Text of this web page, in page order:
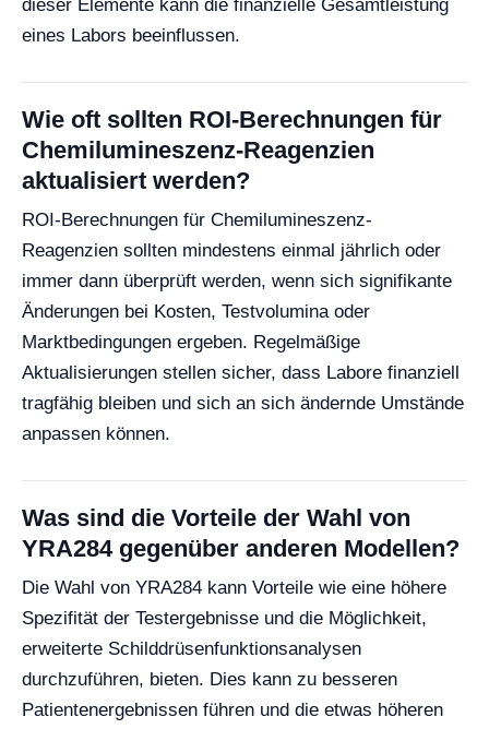
dieser Elemente kann die finanzielle Gesamtleistung
eines Labors beeinflussen.
Wie oft sollten ROI-Berechnungen für
Chemilumineszenz-Reagenzien
aktualisiert werden?
ROI-Berechnungen für Chemilumineszenz-
Reagenzien sollten mindestens einmal jährlich oder
immer dann überprüft werden, wenn sich signifikante
Änderungen bei Kosten, Testvolumina oder
Marktbedingungen ergeben. Regelmäßige
Aktualisierungen stellen sicher, dass Labore finanziell
tragfähig bleiben und sich an sich ändernde Umstände
anpassen können.
Was sind die Vorteile der Wahl von
YRA284 gegenüber anderen Modellen?
Die Wahl von YRA284 kann Vorteile wie eine höhere
Spezifität der Testergebnisse und die Möglichkeit,
erweiterte Schilddrüsenfunktionsanalysen
durchzuführen, bieten. Dies kann zu besseren
Patientenergebnissen führen und die etwas höheren